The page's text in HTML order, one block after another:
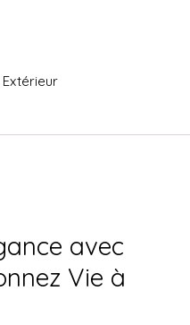
avec
Vie à